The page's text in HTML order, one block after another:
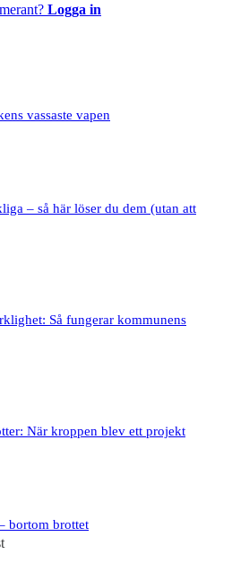
Logga in
vassaste vapen
– så här löser du dem (utan att
Så fungerar kommunens
När kroppen blev ett projekt
bortom brottet